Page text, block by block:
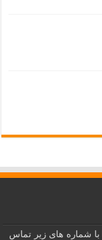
با شماره های زیر تماس